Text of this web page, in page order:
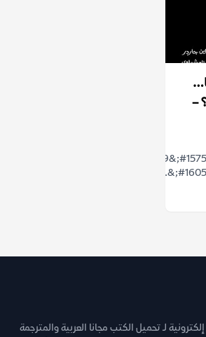
–
لـ تحميل الكتب مجانا العربية والمترجمة